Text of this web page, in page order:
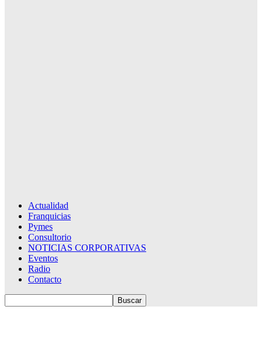
Actualidad
Franquicias
Pymes
Consultorio
NOTICIAS CORPORATIVAS
Eventos
Radio
Contacto